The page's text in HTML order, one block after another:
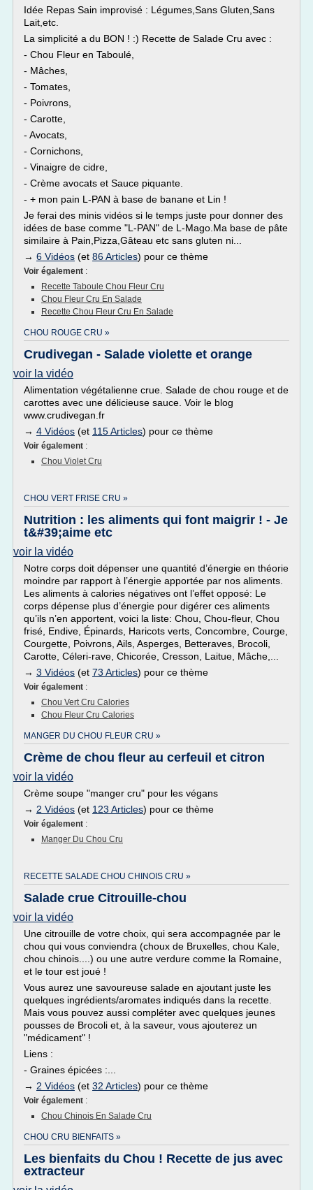
Idée Repas Sain improvisé : Légumes,Sans Gluten,Sans
Lait,etc.
La simplicité a du BON ! :) Recette de Salade Cru avec :
- Chou Fleur en Taboulé,
- Mâches,
- Tomates,
- Poivrons,
- Carotte,
- Avocats,
- Cornichons,
- Vinaigre de cidre,
- Crème avocats et Sauce piquante.
- + mon pain L-PAN à base de banane et Lin !
Je ferai des minis vidéos si le temps juste pour donner des
idées de base comme "L-PAN" de L-Mago.Ma base de pâte
similaire à Pain,Pizza,Gâteau etc sans gluten ni...
→ 6 Vidéos (et 86 Articles) pour ce thème
Voir également :
Recette Taboule Chou Fleur Cru
Chou Fleur Cru En Salade
Recette Chou Fleur Cru En Salade
CHOU ROUGE CRU »
Crudivegan - Salade violette et orange
voir la vidéo
Alimentation végétalienne crue. Salade de chou rouge et de
carottes avec une délicieuse sauce. Voir le blog
www.crudivegan.fr
→ 4 Vidéos (et 115 Articles) pour ce thème
Voir également :
Chou Violet Cru
CHOU VERT FRISE CRU »
Nutrition : les aliments qui font maigrir ! - Je
t&#39;aime etc
voir la vidéo
Notre corps doit dépenser une quantité d’énergie en théorie
moindre par rapport à l’énergie apportée par nos aliments.
Les aliments à calories négatives ont l’effet opposé: Le
corps dépense plus d’énergie pour digérer ces aliments
qu’ils n’en apportent, voici la liste: Chou, Chou-fleur, Chou
frisé, Endive, Épinards, Haricots verts, Concombre, Courge,
Courgette, Poivrons, Ails, Asperges, Betteraves, Brocoli,
Carotte, Céleri-rave, Chicorée, Cresson, Laitue, Mâche,...
→ 3 Vidéos (et 73 Articles) pour ce thème
Voir également :
Chou Vert Cru Calories
Chou Fleur Cru Calories
MANGER DU CHOU FLEUR CRU »
Сrème de chou fleur au cerfeuil et citron
voir la vidéo
Crème soupe "manger cru" pour les végans
→ 2 Vidéos (et 123 Articles) pour ce thème
Voir également :
Manger Du Chou Cru
RECETTE SALADE CHOU CHINOIS CRU »
Salade crue Citrouille-chou
voir la vidéo
Une citrouille de votre choix, qui sera accompagnée par le
chou qui vous conviendra (choux de Bruxelles, chou Kale,
chou chinois....) ou une autre verdure comme la Romaine,
et le tour est joué !
Vous aurez une savoureuse salade en ajoutant juste les
quelques ingrédients/aromates indiqués dans la recette.
Mais vous pouvez aussi compléter avec quelques jeunes
pousses de Brocoli et, à la saveur, vous ajouterez un
"médicament" !
Liens :
- Graines épicées :...
→ 2 Vidéos (et 32 Articles) pour ce thème
Voir également :
Chou Chinois En Salade Cru
CHOU CRU BIENFAITS »
Les bienfaits du Chou ! Recette de jus avec
extracteur